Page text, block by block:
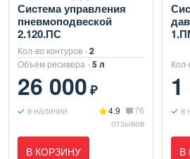
Система управления
пневмоподвеской
2.120.ПС
Кол-во контуров -2
Объем ресивера -5 л
26 000₽
в наличии 4.9
76
отзывов
В КОРЗИНУ
в
В